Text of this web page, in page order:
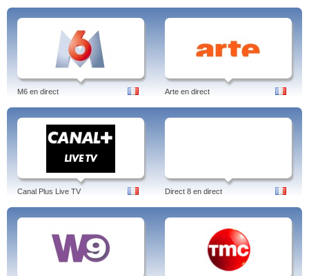
M6 en direct Arte en direct
Canal Plus Live TV Direct 8 en direct